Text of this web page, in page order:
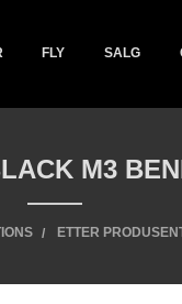
FLY SALG
M3
ETTER